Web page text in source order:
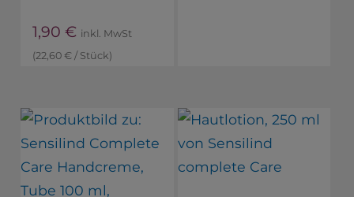
1,90€ inkl. MwSt
(22,60 € / Stück)